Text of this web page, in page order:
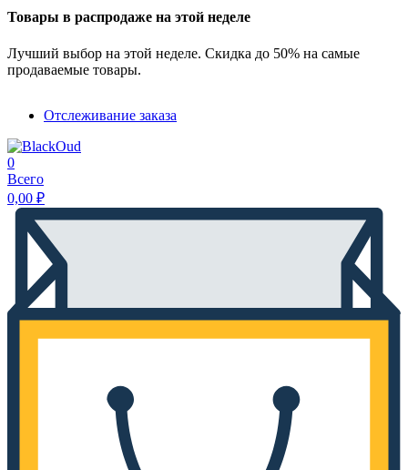
Товары в распродаже на этой неделе
Лучший выбор на этой неделе. Скидка до 50% на самые
продаваемые товары.
Отслеживание заказа
0
Всего
0,00 ₽